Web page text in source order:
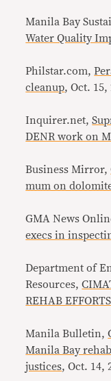
Manila Bay
Water Quality
Philstar.com,
cleanup, Oct. 15,
Inquirer.net,
DENR work on
Business Mirror,
mum on
GMA News
execs in
Department of
Resources,
REHAB EFFORTS
Manila Bulletin,
Manila Bay
justices, Oct. 14,